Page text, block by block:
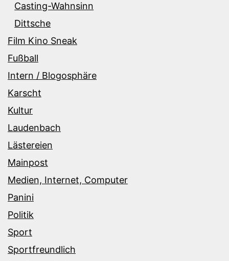
Casting-Wahnsinn
Dittsche
Film Kino Sneak
Fußball
Intern / Blogosphäre
Karscht
Kultur
Laudenbach
Lästereien
Mainpost
Medien, Internet, Computer
Panini
Politik
Sport
Sportfreundlich